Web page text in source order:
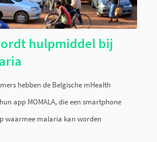
hulpmiddel bij
hebben de Belgische mHealth
app MOMALA, die een smartphone
waarmee malaria kan worden